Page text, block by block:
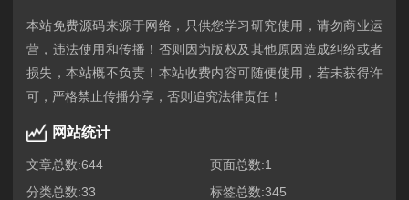
本站免费源码来源于网络，只供您学习研究使用，请勿商业运
营，违法使用和传播！否则因为版权及其他原因造成纠纷或者
损失，本站概不负责！本站收费内容可随便使用，若未获得许
网站统计
文章总数:644
页面总数:1
分类总数:33
标签总数:345